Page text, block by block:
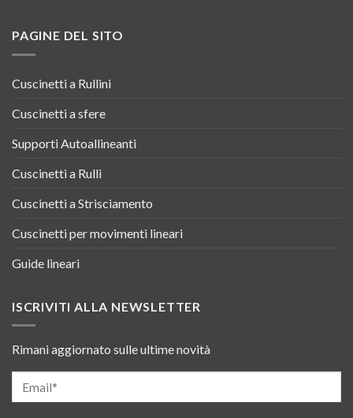
PAGINE DEL SITO
Cuscinetti a Rullini
Cuscinetti a sfere
Supporti Autoallineanti
Cuscinetti a Rulli
Cuscinetti a Strisciamento
Cuscinetti per movimenti lineari
Guide lineari
ISCRIVITI ALLA NEWSLETTER
Rimani aggiornato sulle ultime novità